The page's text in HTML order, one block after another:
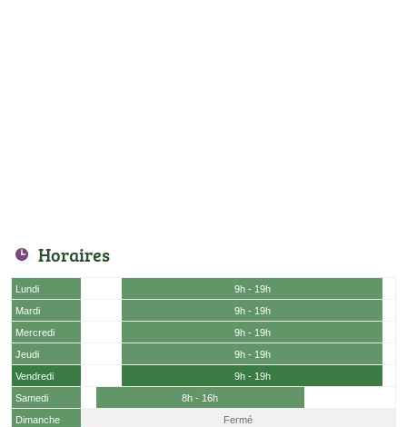
Horaires
Lundi
9h - 19h
Mardi
9h - 19h
Mercredi
9h - 19h
Jeudi
9h - 19h
Vendredi
9h - 19h
Samedi
8h - 16h
Dimanche
Fermé